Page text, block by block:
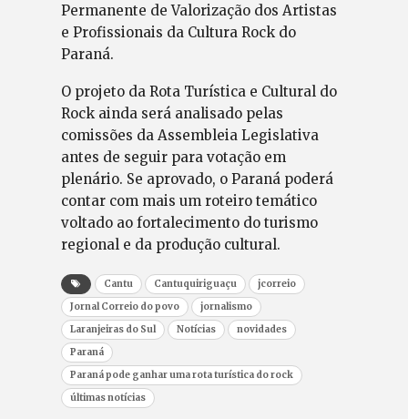
Permanente de Valorização dos Artistas
e Profissionais da Cultura Rock do
Paraná.
O projeto da Rota Turística e Cultural do
Rock ainda será analisado pelas
comissões da Assembleia Legislativa
antes de seguir para votação em
plenário. Se aprovado, o Paraná poderá
contar com mais um roteiro temático
voltado ao fortalecimento do turismo
regional e da produção cultural.
Cantu Cantuquiriguaçu
jcorreio
Jornal Correio do povo
jornalismo
Laranjeiras do Sul
Notícias
novidades
Paraná
Paraná pode ganhar uma rota turística do rock
últimas notícias